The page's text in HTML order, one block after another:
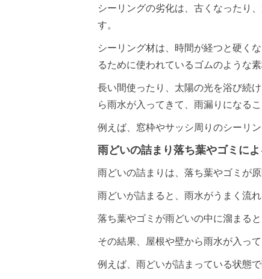
シーリングの劣化は、古くなったり
す。
シーリング材は、時間が経つと硬く
るために使われているゴムのような素
長い間使ったり、太陽の光を浴び続
ら雨水が入ってきて、雨漏りになるこ
例えば、窓枠やサッシ周りのシーリ
雨どいの詰まり落ち葉やゴミに
雨どいの詰まりは、落ち葉やゴミが
雨どいが詰まると、雨水がうまく流
落ち葉やゴミが雨どいの中に溜まる
その結果、屋根や壁から雨水が入っ
例えば、雨どいが詰まっている状態